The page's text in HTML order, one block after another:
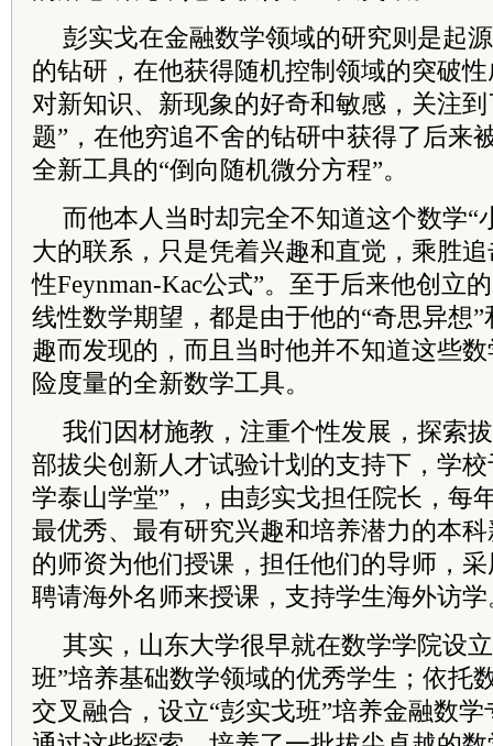
彭实戈在金融数学领域的研究则是起
的钻研，在他获得随机控制领域的突破
对新知识、新现象的好奇和敏感，关注
题”，在他穷追不舍的钻研中获得了后来
全新工具的“倒向随机微分方程”。
而他本人当时却完全不知道这个数学“
大的联系，只是凭着兴趣和直觉，乘胜
性Feynman-Kac公式”。至于后来他创立
线性数学期望，都是由于他的“奇思异想
趣而发现的，而且当时他并不知道这些
险度量的全新数学工具。
我们因材施教，注重个性发展，探索
部拔尖创新人才试验计划的支持下，学
学泰山学堂”，，由彭实戈担任院长，每
最优秀、最有研究兴趣和培养潜力的本
的师资为他们授课，担任他们的导师，
聘请海外名师来授课，支持学生海外访学
其实，山东大学很早就在数学学院设
班”培养基础数学领域的优秀学生；依托
交叉融合，设立“彭实戈班”培养金融数